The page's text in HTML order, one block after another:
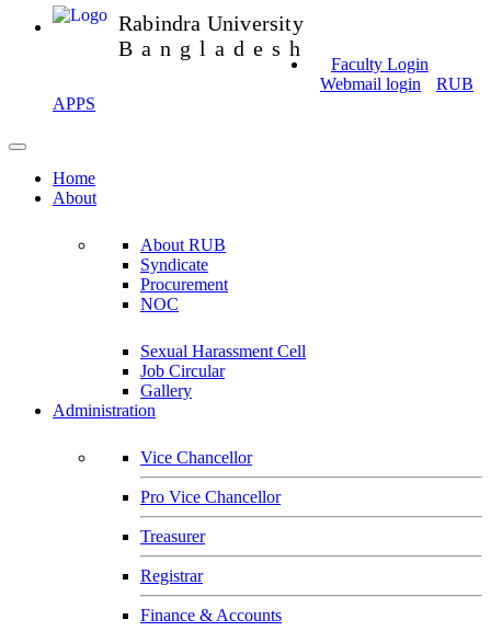
Rabindra University
Bangladesh
Faculty Login
Webmail login
RUB
APPS
Home
About
About RUB
Syndicate
Procurement
NOC
Sexual Harassment Cell
Job Circular
Gallery
Administration
Vice Chancellor
Pro Vice Chancellor
Treasurer
Registrar
Finance & Accounts